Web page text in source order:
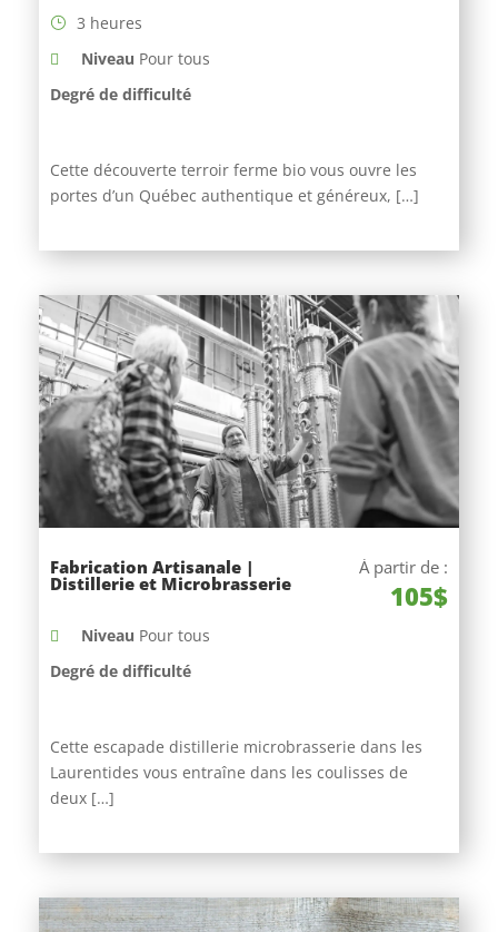
3 heures
Niveau Pour tous
Degré de difficulté
Cette découverte terroir ferme bio vous ouvre les
portes d’un Québec authentique et généreux, […]
Fabrication Artisanale |
Distillerie et Microbrasserie
À partir de :
105$
Niveau Pour tous
Degré de difficulté
Cette escapade distillerie microbrasserie dans les
Laurentides vous entraîne dans les coulisses de
deux […]